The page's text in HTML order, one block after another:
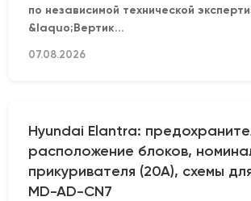
по независимой технической
&laquo;Вертик...
07.08.2026
Hyundai Elantra:
расположение блоков,
прикуривателя (20А), схемы
MD-AD-CN7